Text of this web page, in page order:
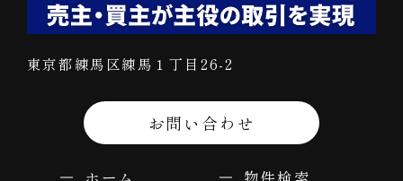
東京都練馬区練馬１丁目26-2
お問い合わせ